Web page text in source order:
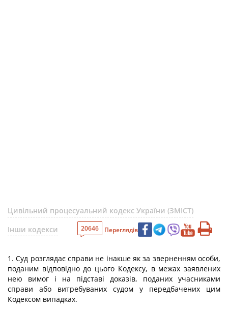
Цивільний процесуальний кодекс України (ЗМІСТ)
Інши кодекси
20646 Переглядів
1. Суд розглядає справи не інакше як за зверненням особи,
поданим відповідно до цього Кодексу, в межах заявлених
нею вимог і на підставі доказів, поданих учасниками
справи або витребуваних судом у передбачених цим
Кодексом випадках.